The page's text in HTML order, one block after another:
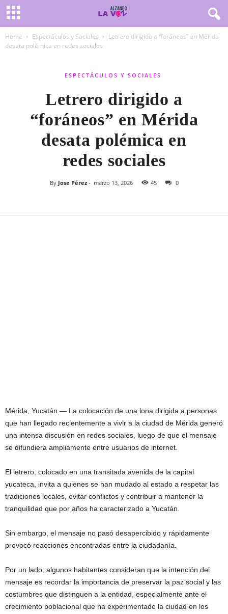
Home Espectáculos y Sociales
Letrero dirigido a “foráneos” en Mérida
desata polémica en redes sociales
ESPECTÁCULOS Y SOCIALES
Letrero dirigido a
“foráneos” en Mérida
desata polémica en
redes sociales
By Jose Pérez- marzo 13, 2026 45 0
Mérida, Yucatán.— La colocación de una lona dirigida a personas
que han llegado recientemente a vivir a la ciudad de Mérida generó
una intensa discusión en redes sociales, luego de que el mensaje
se difundiera ampliamente entre usuarios de internet.
El letrero, colocado en una transitada avenida de la capital
yucateca, invita a quienes se han mudado al estado a respetar las
tradiciones locales, evitar conflictos y contribuir a mantener la
tranquilidad que por años ha caracterizado a Yucatán.
Sin embargo, el mensaje no pasó desapercibido y rápidamente
provocó reacciones encontradas entre la ciudadanía.
Por un lado, algunos habitantes consideran que la intención del
mensaje es recordar la importancia de preservar la paz social y las
costumbres que distinguen a la entidad, especialmente ante el
crecimiento poblacional que ha experimentado la ciudad en los